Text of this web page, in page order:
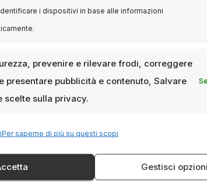
i dispositivi in base alle informazioni
prevenire e rilevare frodi, correggere
presentare pubblicità e contenuto, Salvare
scelte sulla privacy.
Per saperne di più su questi scopi
Gestisci opzioni
mentale tipica di film comeSaw
lenta e
di costruire una tensione progressiva,
diventare insostenibile. È un horror
emerge dall’impossibilità di sfuggire alla
momenti di confronto verbale, evocando
radicale.